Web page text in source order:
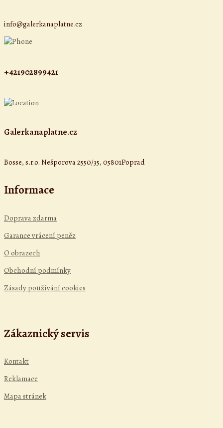
info@galerkanaplatne.cz
+421902899421
Galerkanaplatne.cz
Bosse, s.r.o. Nešporova 2550/35, 05801Poprad
Informace
Doprava zdarma
Garance vrácení peněz
O obrazech
Obchodní podmínky
Zásady používání cookies
Zákaznický servis
Kontakt
Reklamace
Mapa stránek